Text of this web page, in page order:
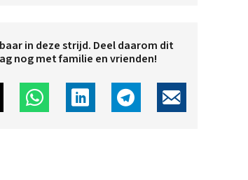
in deze strijd. Deel daarom dit
nog met familie en vrienden!